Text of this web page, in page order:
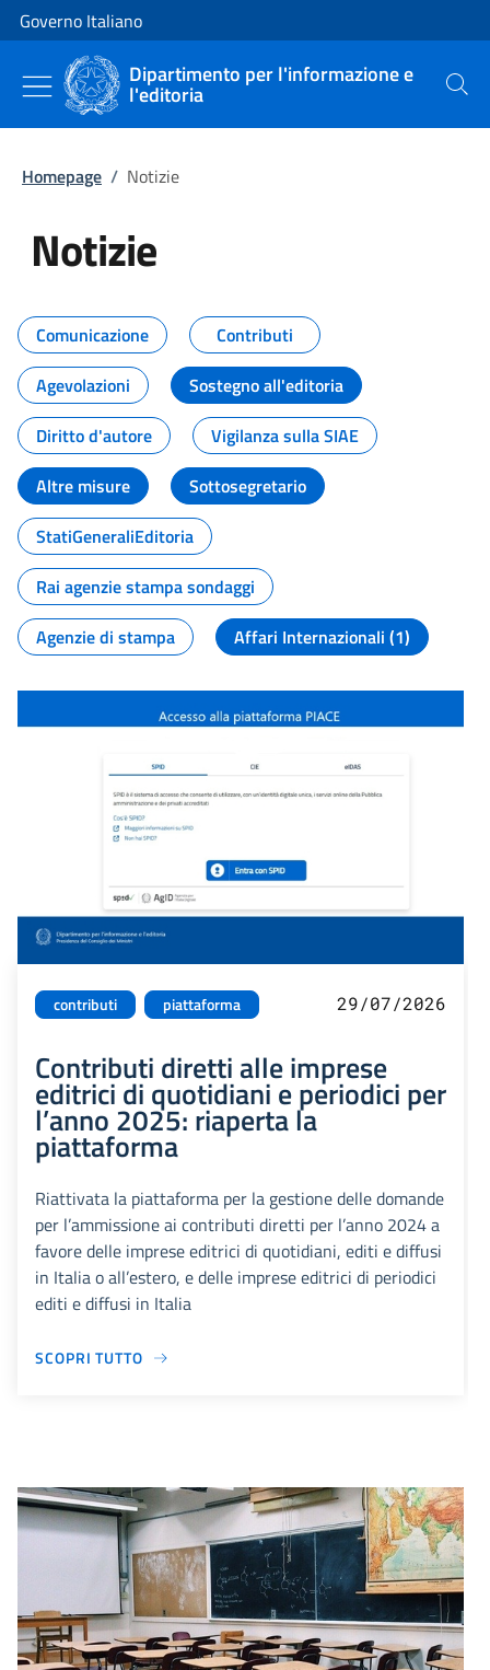
Vai al contenuto
Vai alla navigazione del sito
Governo Italiano
Dipartimento per l'informazione e
l'editoria Cerca
Homepage / Notizie
Notizie
Tutti i contenuti della pagina
Comunicazione
Contributi
Agevolazioni
Sostegno all'editoria
Diritto d'autore
Vigilanza sulla SIAE
Altre misure
Sottosegretario
StatiGeneraliEditoria
Rai agenzie stampa sondaggi
Agenzie di stampa
Affari Internazionali (1)
contributi piattaforma 29/07/2026
Contributi diretti alle imprese
editrici di quotidiani e periodici per
l’anno 2025: riaperta la
piattaforma
Riattivata la piattaforma per la gestione delle domande
per l’ammissione ai contributi diretti per l’anno 2024 a
favore delle imprese editrici di quotidiani, editi e diffusi
in Italia o all’estero, e delle imprese editrici di periodici
editi e diffusi in Italia
SCOPRI TUTTO